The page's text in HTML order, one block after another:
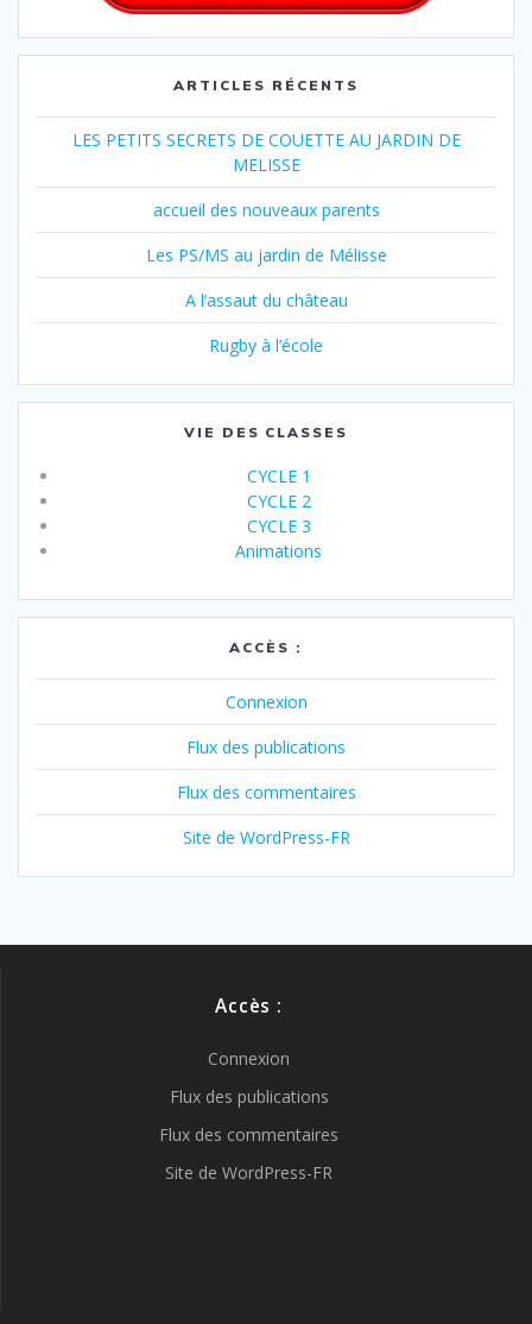
ARTICLES RÉCENTS
LES PETITS SECRETS DE COUETTE AU JARDIN DE
MELISSE
accueil des nouveaux parents
Les PS/MS au jardin de Mélisse
A l’assaut du château
Rugby à l’école
VIE DES CLASSES
CYCLE 1
CYCLE 2
CYCLE 3
Animations
ACCÈS :
Connexion
Flux des publications
Flux des commentaires
Site de WordPress-FR
Accès :
Connexion
Flux des publications
Flux des commentaires
Site de WordPress-FR